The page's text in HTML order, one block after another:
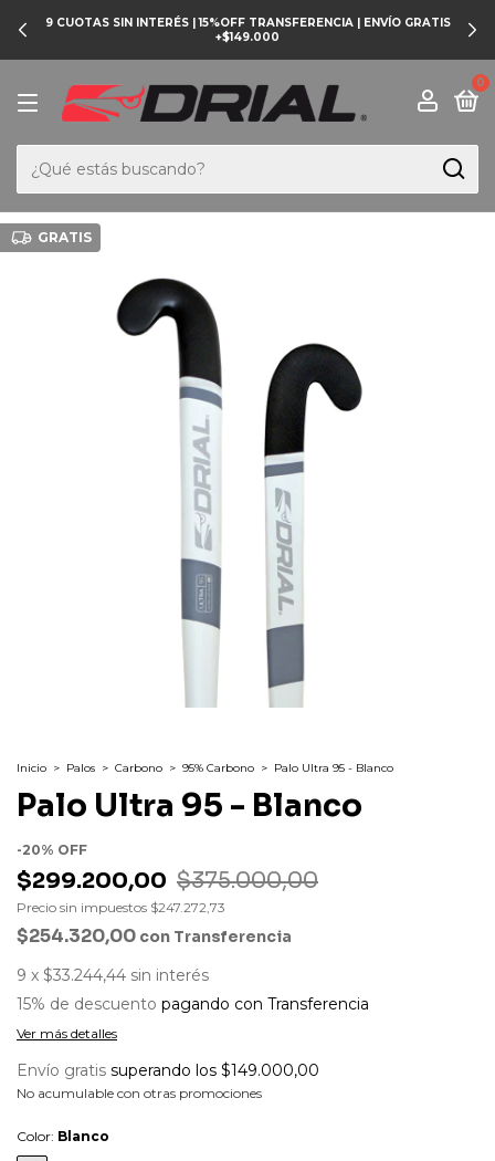
9 CUOTAS SIN INTERÉS | 15%OFF TRANSFERENCIA | ENVÍO GRATIS
+$149.000
0
GRATIS
Inicio > Palos > Carbono > 95% Carbono > Palo Ultra 95 - Blanco
Palo Ultra 95 - Blanco
-20% OFF
$299.200,00 $375.000,00
Precio sin impuestos $247.272,73
$254.320,00 con Transferencia
9 x $33.244,44 sin interés
15% de descuento pagando con Transferencia
Ver más detalles
Envío gratis superando los $149.000,00
No acumulable con otras promociones
Color: Blanco